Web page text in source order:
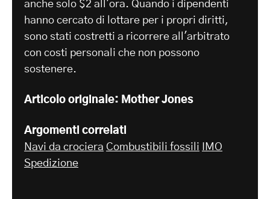
anche solo $2 all'ora. Quando i dipendenti
hanno cercato di lottare per i propri diritti,
sono stati costretti a ricorrere all'arbitrato
con costi personali che non possono
sostenere.
Articolo originale: Mother Jones
Argomenti correlati
Navi da crociera Combustibili fossili
IMO
Spedizione